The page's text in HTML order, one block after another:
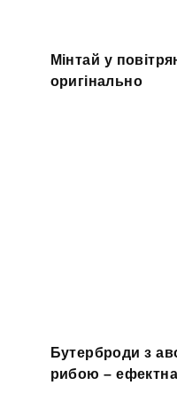
Мінтай у
оригінально
Бутерброди з
рибою – ефектна